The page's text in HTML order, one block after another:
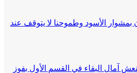
الأسود وطموحنا لا يتوقف عند
آمال البقاء في القسم الأول بفوز